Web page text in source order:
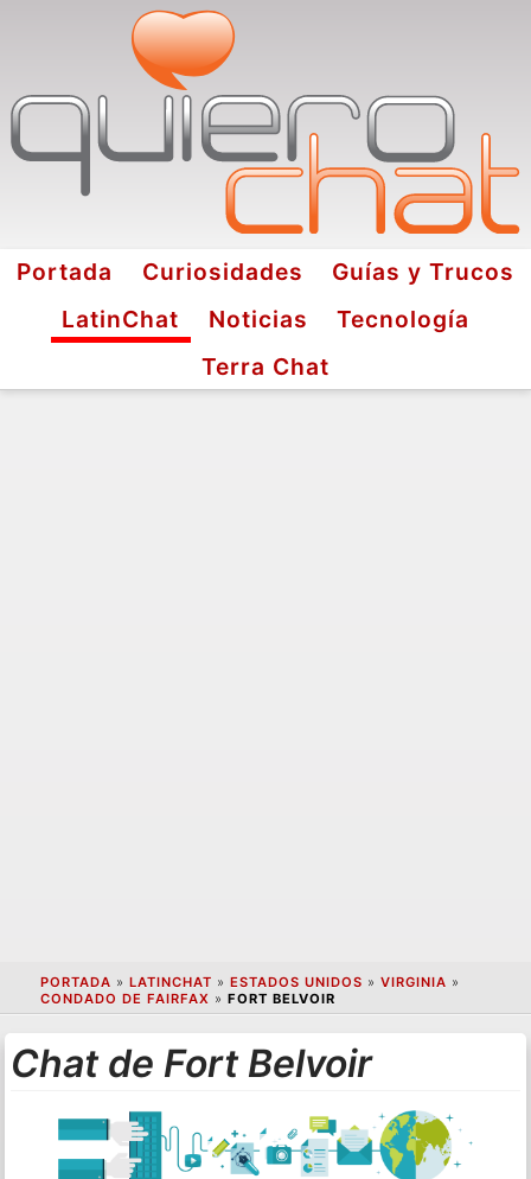
Portada Curiosidades
Guías y Trucos
LatinChat
Noticias
Tecnología
Terra Chat
PORTADA » LATINCHAT » ESTADOS UNIDOS » VIRGINIA »
CONDADO DE FAIRFAX » FORT BELVOIR
Chat de Fort Belvoir